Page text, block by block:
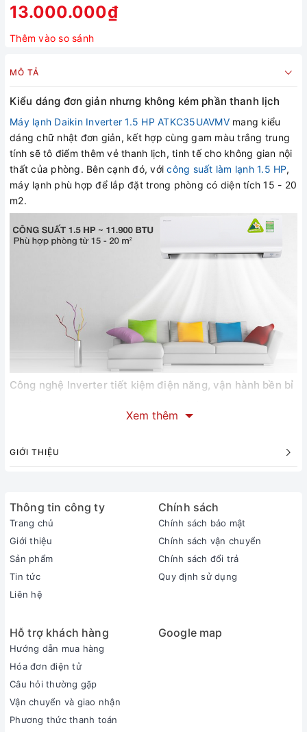
13.000.000₫
Thêm vào so sánh
MÔ TẢ
Kiểu dáng đơn giản nhưng không kém phần thanh lịch
Máy lạnh Daikin Inverter 1.5 HP ATKC35UAVMVmang kiểu
dáng chữ nhật đơn giản, kết hợp cùng gam màu trắng trung
tính sẽ tô điểm thêm vẻ thanh lịch, tinh tế cho không gian nội
thất của phòng. Bên cạnh đó, vớicông suất làm lạnh 1.5 HP,
máy lạnh phù hợp để lắp đặt trong phòng có diện tích 15 - 20
m2.
Công nghệ Inverter tiết kiệm điện năng, vận hành bền bỉ
Daikin ATKC35UAVMV sẽ giúp tiết kiệm điện hiệu quả
định, vận hành êm ái và bền bỉ.
Làm lạnh nhanhPowerful
cho cảm giác mát lạnh tức thì,
không phải chờ đợi lâu
Kích hoạt tính năng Powerful, máy lạnh
HPATKC35UAVMV sẽ ngay lập tức đẩy mạnh công suất làm
lạnh, cho căn phòng đạt đến nhiệt độ cài đặt nhanh tức thì,
mang lại cho bạn không gian mát lạnh lý tưởng mà không
Xem thêm
GIỚI THIỆU
Thông tin công ty
Trang chủ
Giới thiệu
Sản phẩm
Tin tức
Liên hệ
Chính sách
Chính sách bảo mật
Chính sách vận chuyển
Chính sách đổi trả
Quy định sử dụng
Hỗ trợ khách hàng
Hướng dẫn mua hàng
Hóa đơn điện tử
Câu hỏi thường gặp
Vận chuyển và giao nhận
Phương thức thanh toán
Google map